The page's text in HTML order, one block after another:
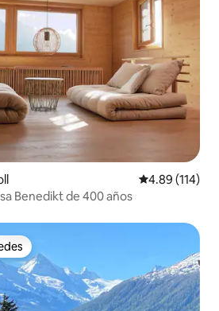
Calificación
4.89 (114)
Benedikt de 400 años